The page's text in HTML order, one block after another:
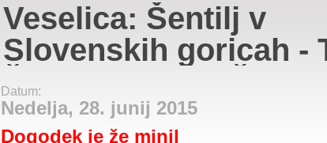
Veselica: Šentilj v
Slovenskih goricah -
Žagar, Werner, Čuki,
Skater, Boštjan
Datum:
Nedelja, 28. junij 2015
Dogodek je že minil